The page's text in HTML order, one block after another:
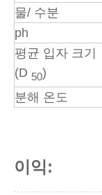
물/ 수분
ph
평균 입자 크기
(D 50)
분해 온도
이익: